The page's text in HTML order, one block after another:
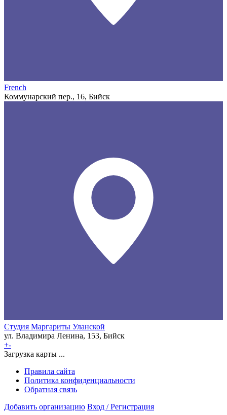
French
Коммунарский пер., 16, Бийск
Студия Маргариты Уланской
ул. Владимира Ленина, 153, Бийск
+-
Загрузка карты ...
Правила сайта
Политика конфиденциальности
Обратная связь
Добавить организацию Вход / Регистрация